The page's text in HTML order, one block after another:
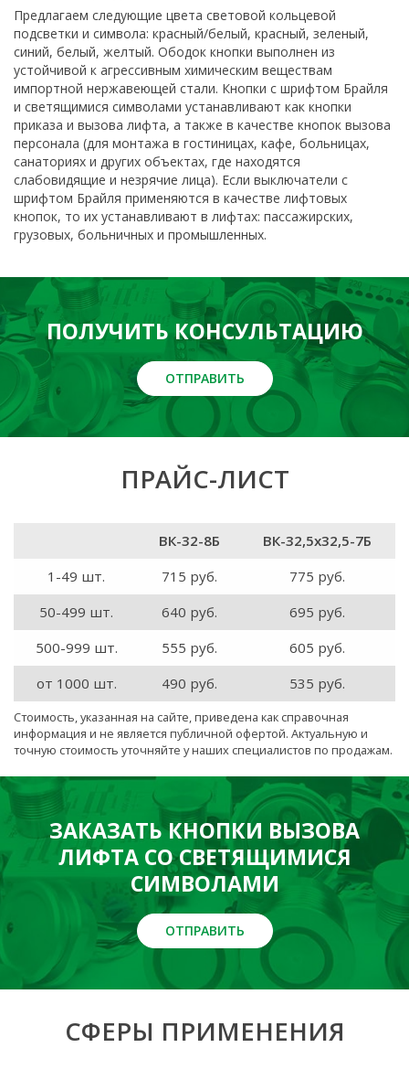
Предлагаем следующие цвета световой кольцевой
подсветки и символа: красный/белый, красный, зеленый,
синий, белый, желтый. Ободок кнопки выполнен из
устойчивой к агрессивным химическим веществам
импортной нержавеющей стали. Кнопки с шрифтом Брайля
и светящимися символами устанавливают как кнопки
приказа и вызова лифта, а также в качестве кнопок вызова
персонала (для монтажа в гостиницах, кафе, больницах,
санаториях и других объектах, где находятся
слабовидящие и незрячие лица). Если выключатели с
шрифтом Брайля применяются в качестве лифтовых
кнопок, то их устанавливают в лифтах: пассажирских,
грузовых, больничных и промышленных.
ПОЛУЧИТЬ КОНСУЛЬТАЦИЮ
ОТПРАВИТЬ
ПРАЙС-ЛИСТ
ВК-32-8Б
ВК-32,5x32,5-7Б
1-49 шт.
715 руб.
775 руб.
50-499 шт.
640 руб.
695 руб.
500-999 шт.
555 руб.
605 руб.
от 1000 шт.
490 руб. 535 руб.
Стоимость, указанная на сайте, приведена как справочная
информация и не является публичной офертой. Актуальную и
точную стоимость уточняйте у наших специалистов по продажам.
ЗАКАЗАТЬ КНОПКИ ВЫЗОВА
ЛИФТА СО СВЕТЯЩИМИСЯ
СИМВОЛАМИ
ОТПРАВИТЬ
СФЕРЫ ПРИМЕНЕНИЯ